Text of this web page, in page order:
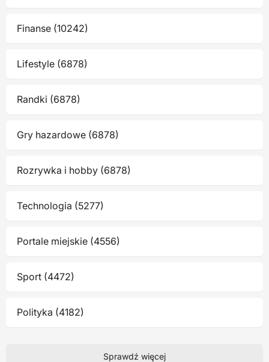
Finanse (10242)
Lifestyle (6878)
Randki (6878)
Gry hazardowe (6878)
Rozrywka i hobby (6878)
Technologia (5277)
Portale miejskie (4556)
Sport (4472)
Polityka (4182)
Sprawdź więcej